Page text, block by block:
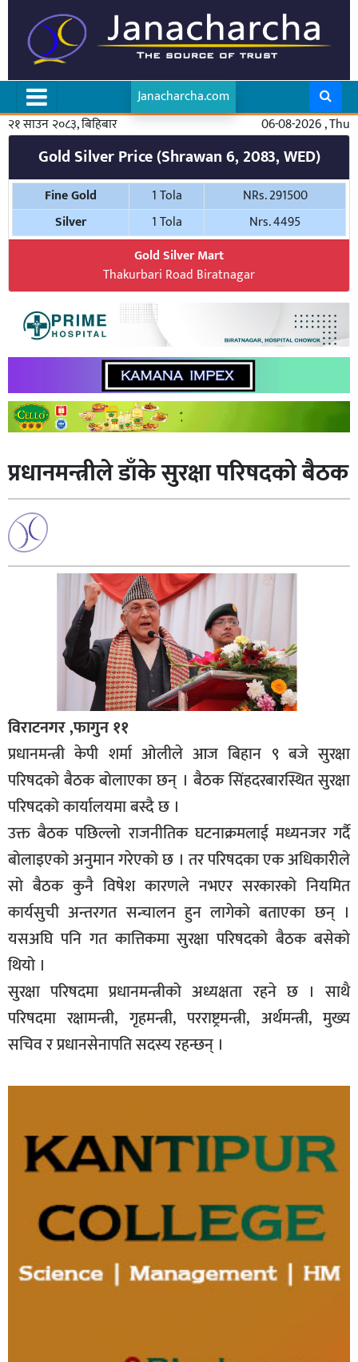
Janacharcha.com
२१ साउन २०८३, बिहिबार
06-08-2026 , Thu
Gold Silver Price (Shrawan 6, 2083, WED)
Fine Gold 1 Tola
NRs. 291500
Silver
1 Tola
Nrs. 4495
Gold Silver Mart
Thakurbari Road Biratnagar
प्रधानमन्त्रीले डाँके सुरक्षा परिषदको बैठक
विराटनगर ,फागुन ११
प्रधानमन्त्री केपी शर्मा ओलीले आज बिहान ९ बजे सुरक्षा
परिषदको बैठक बोलाएका छन् । बैठक सिंहदरबारस्थित सुरक्षा
परिषदको कार्यालयमा बस्दै छ ।
उक्त बैठक पछिल्लो राजनीतिक घटनाक्रमलाई मध्यनजर गर्दै
बोलाइएको अनुमान गरेएको छ । तर परिषदका एक अधिकारीले
सो बैठक कुनै विषेश कारणले नभएर सरकारको नियमित
कार्यसुची अन्तरगत सन्चालन हुन लागेको बताएका छन् ।
यसअघि पनि गत कात्तिकमा सुरक्षा परिषदको बैठक बसेको
थियो ।
सुरक्षा परिषदमा प्रधानमन्त्रीको अध्यक्षता रहने छ । साथै
परिषदमा रक्षामन्त्री, गृहमन्त्री, परराष्ट्रमन्त्री, अर्थमन्त्री, मुख्य
सचिव र प्रधानसेनापति सदस्य रहन्छन् ।